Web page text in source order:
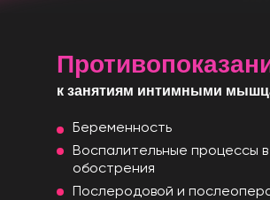
к занятиям интимными
Беременность
Воспалительные процессы
обострения
Послеродовой и